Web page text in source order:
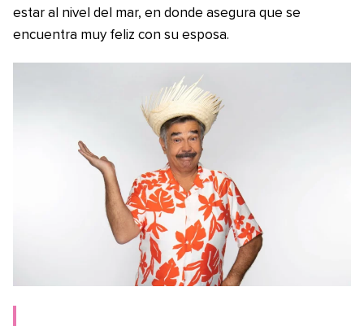
estar al nivel del mar, en donde asegura que se
encuentra muy feliz con su esposa.